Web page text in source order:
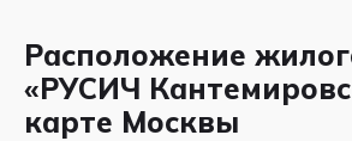
Расположение
«РУСИЧ
карте Москвы